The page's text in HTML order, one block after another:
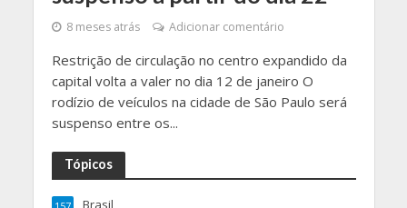
8 meses atrás Adicionar comentário
Restrição de circulação no centro expandido da
capital volta a valer no dia 12 de janeiro O
rodízio de veículos na cidade de São Paulo será
suspenso entre os...
Tópicos
Brasil